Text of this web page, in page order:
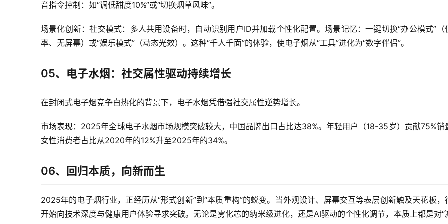
音指令控制：如“调低甜度10%”或“切换烟草风味”。
场景化创新：社交模式：多人共用设备时，自动识别用户ID并加载个性化配置。场景记忆：一键切换“办公模式”（
率、无屏幕）或“娱乐模式”（动态光效）。这种“千人千面”的体验，使电子烟从“工具”进化为“数字伴侣”。
05、电子水烟：社交属性驱动持续增长
在封闭式电子烟竞争白热化的背景下，电子水烟凭借强社交属性逆势增长。
市场表现：2025年全球电子水烟市场规模突破较大，中国品牌出口占比达38%。年轻用户（18-35岁）贡献75%销
女性消费者占比从2020年的12%升至2025年的34%。
06、回归本质，向新而生
2025年的电子烟行业，正经历从“形式创新”到“本质重构”的蜕变。当外观设计、屏幕交互等表层创新触及天花板，
开始向技术深度与健康用户体验寻求突破。无论是雾化芯的纳米级进化，还是AI驱动的个性化调节，本质上都是对“